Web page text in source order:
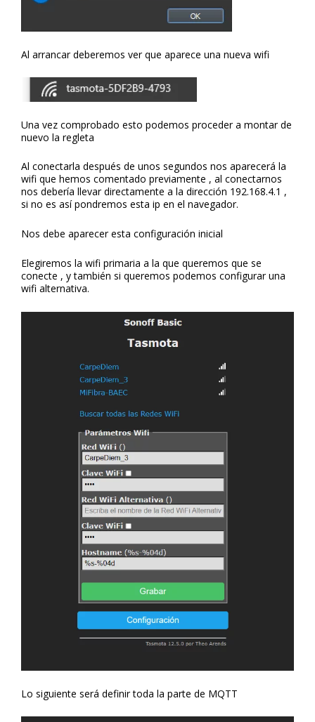
Al arrancar deberemos ver que aparece una nueva wifi
Una vez comprobado esto podemos proceder a montar de
nuevo la regleta
Al conectarla después de unos segundos nos aparecerá la
wifi que hemos comentado previamente , al conectarnos
nos debería llevar directamente a la dirección 192.168.4.1 ,
si no es así pondremos esta ip en el navegador.
Nos debe aparecer esta configuración inicial
Elegiremos la wifi primaria a la que queremos que se
conecte , y también si queremos podemos configurar una
wifi alternativa.
Lo siguiente será definir toda la parte de MQTT